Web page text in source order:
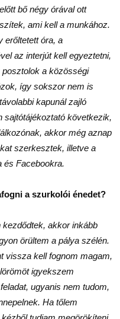
bő négy órával ott
ami kell a munkához.
erőltetett óra, a
az interjút kell egyeztetni,
posztolok a közösségi
így sokszor nem is
kapunál zajló
sajtótájékoztató következik,
akkor még aznap
szerkesztek, illetve a
és Facebookra.
a szurkolói énedet?
akkor inkább
örültem a pálya szélén.
vissza kell fognom magam,
igyekszem
ugyanis nem tudom,
Ha tőlem